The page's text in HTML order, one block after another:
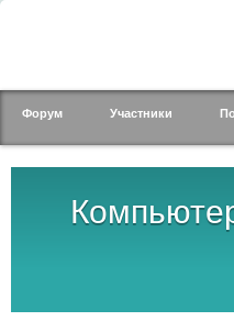
Форум Участники